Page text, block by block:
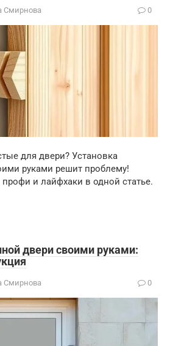
Смирнова 0
для двери? Установка
руками решит проблему!
и лайфхаки в одной статье.
двери своими руками:
Смирнова 0